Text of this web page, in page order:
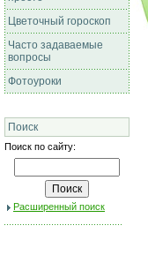
Цветочный гороскоп
Часто задаваемые
вопросы
Фотоуроки
Поиск
Поиск по сайту:
Расширенный поиск